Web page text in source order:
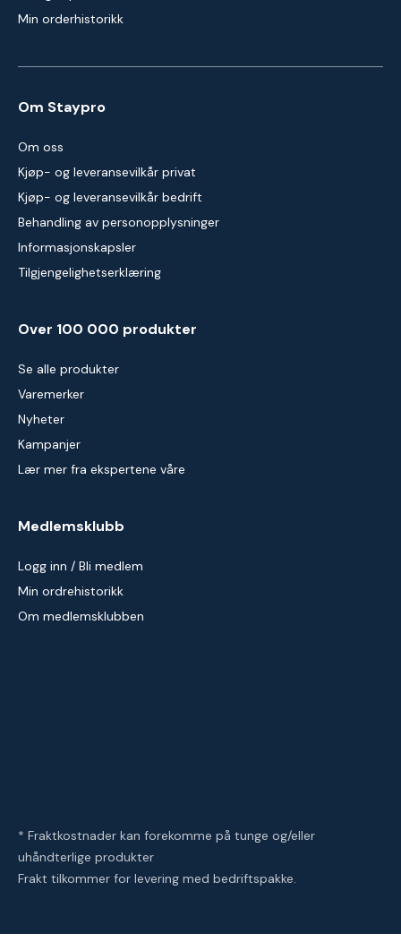
Min orderhistorikk
Om Staypro
Om oss
Kjøp- og leveransevilkår privat
Kjøp- og leveransevilkår bedrift
Behandling av personopplysninger
Informasjonskapsler
Tilgjengelighetserklæring
Over 100 000 produkter
Se alle produkter
Varemerker
Nyheter
Kampanjer
Lær mer fra ekspertene våre
Medlemsklubb
Logg inn / Bli medlem
Min ordrehistorikk
Om medlemsklubben
* Fraktkostnader kan forekomme på tunge og/eller
uhåndterlige produkter
Frakt tilkommer for levering med bedriftspakke.